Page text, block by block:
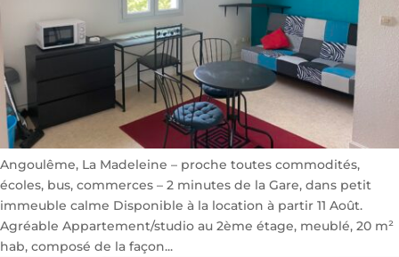
Angoulême, La Madeleine – proche toutes commodités,
écoles, bus, commerces – 2 minutes de la Gare, dans petit
immeuble calme Disponible à la location à partir 11 Août.
Agréable Appartement/studio au 2ème étage, meublé, 20 m²
hab, composé de la façon...